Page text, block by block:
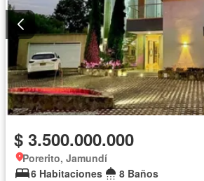
$ 3.500.000.000
Porerito, Jamundí
6 Habitaciones
8 Baños